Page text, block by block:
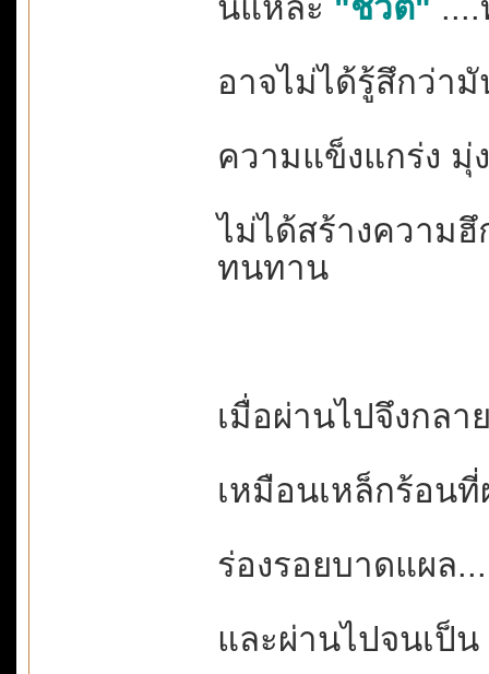
นี่แหละ "ชีวิต"
อาจไม่ได้รู้สึกว่า
ความแข็งแกร่ง มุ่
ไม่ได้สร้างความ
ทนทาน
เมื่อผ่านไปจึงกลา
เหมือนเหล็กร้อน
ร่องรอยบาดแผล
และผ่านไปจนเป็น